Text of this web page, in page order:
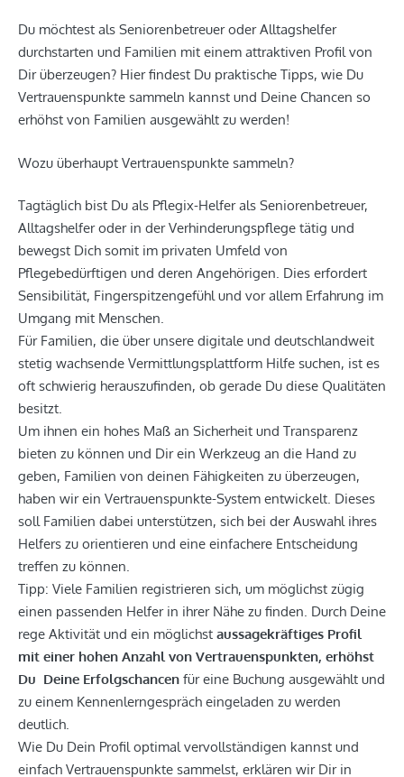
Du möchtest als Seniorenbetreuer oder Alltagshelfer
durchstarten und Familien mit einem attraktiven Profil von
Dir überzeugen? Hier findest Du praktische Tipps, wie Du
Vertrauenspunkte sammeln kannst und Deine Chancen so
erhöhst von Familien ausgewählt zu werden!
Wozu überhaupt Vertrauenspunkte sammeln?
Tagtäglich bist Du als Pflegix-Helfer als Seniorenbetreuer,
Alltagshelfer oder in der Verhinderungspflege tätig und
bewegst Dich somit im privaten Umfeld von
Pflegebedürftigen und deren Angehörigen. Dies erfordert
Sensibilität, Fingerspitzengefühl und vor allem Erfahrung im
Umgang mit Menschen.
Für Familien, die über unsere digitale und deutschlandweit
stetig wachsende Vermittlungsplattform Hilfe suchen, ist es
oft schwierig herauszufinden, ob gerade Du diese Qualitäten
besitzt.
Um ihnen ein hohes Maß an Sicherheit und Transparenz
bieten zu können und Dir ein Werkzeug an die Hand zu
geben, Familien von deinen Fähigkeiten zu überzeugen,
haben wir ein Vertrauenspunkte-System entwickelt. Dieses
soll Familien dabei unterstützen, sich bei der Auswahl ihres
Helfers zu orientieren und eine einfachere Entscheidung
treffen zu können.
Tipp: Viele Familien registrieren sich, um möglichst zügig
einen passenden Helfer in ihrer Nähe zu finden. Durch Deine
rege Aktivität und ein möglichst aussagekräftiges Profil
mit einer hohen Anzahl von Vertrauenspunkten, erhöhst
Du Deine Erfolgschancen für eine Buchung ausgewählt und
zu einem Kennenlerngespräch eingeladen zu werden
deutlich.
Wie Du Dein Profil optimal vervollständigen kannst und
einfach Vertrauenspunkte sammelst, erklären wir Dir in